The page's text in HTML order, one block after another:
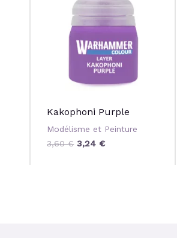
Kakophoni Purple
Modélisme et Peinture
3,60€
3,60 €.
3,24 €
3,24 €.